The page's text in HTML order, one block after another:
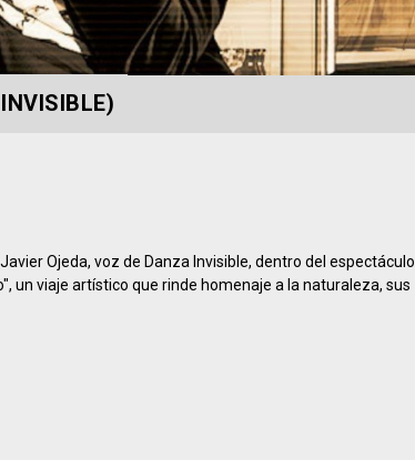
Ojeda, voz de Danza Invisible, dentro del espectáculo
un viaje artístico que rinde homenaje a la naturaleza, sus